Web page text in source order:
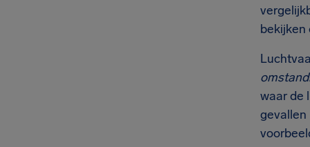
waar de
gevallen